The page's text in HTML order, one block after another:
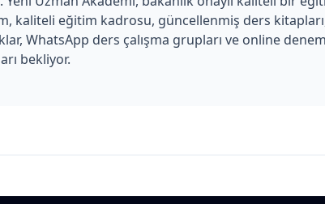
kaliteli eğitim kadrosu, güncellenmiş ders
WhatsApp ders çalışma grupları ve online
bekliyor.